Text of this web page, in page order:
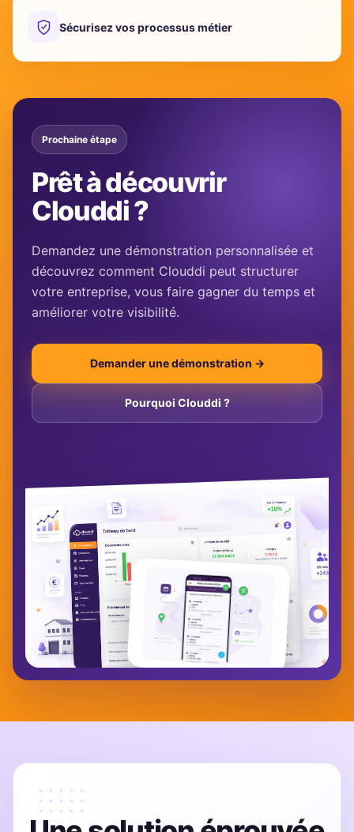
Sécurisez vos processus métier
Prochaine étape
Prêt à découvrir
Clouddi ?
Demandez une démonstration personnalisée et
découvrez comment Clouddi peut structurer
votre entreprise, vous faire gagner du temps et
améliorer votre visibilité.
Demander une démonstration →
Pourquoi Clouddi ?